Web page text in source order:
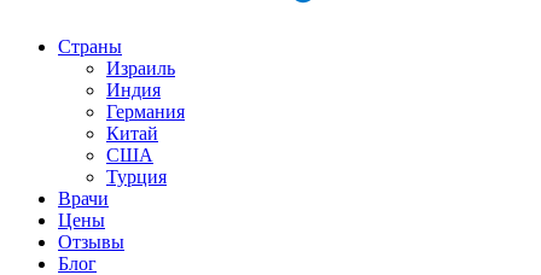
Страны
Израиль
Индия
Германия
Китай
США
Турция
Врачи
Цены
Отзывы
Блог